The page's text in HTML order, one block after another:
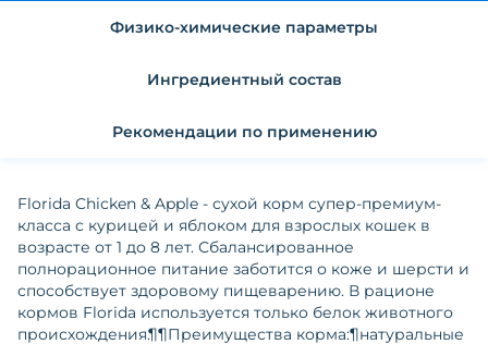
Физико-химические параметры
Ингредиентный состав
Рекомендации по применению
Florida Chiсken & Apple - сухой корм супер-премиум-
класса с курицей и яблоком для взрослых кошек в
возрасте от 1 до 8 лет. Сбалансированное
полнорационное питание заботится о коже и шерсти и
способствует здоровому пищеварению. В рационе
кормов Florida используется только белок животного
происхождения.¶¶Преимущества корма:¶натуральные